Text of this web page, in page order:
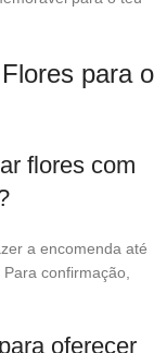
para o
flores com
a encomenda até
confirmação,
oferecer